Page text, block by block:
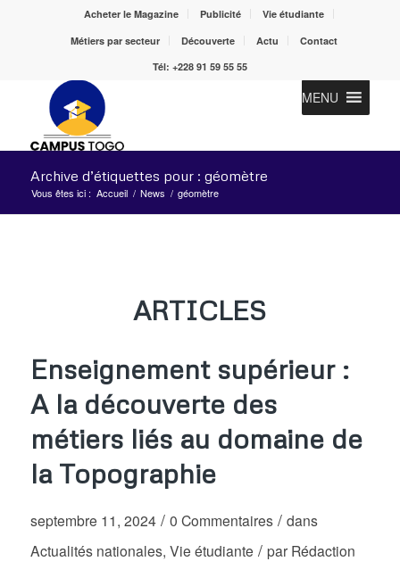
Acheter le Magazine Publicité
Vie étudiante
Métiers par secteur
Découverte Actu
Contact
Tél: +228 91 59 55 55
MENU
Archive d’étiquettes pour : géomètre
Vous êtes ici : Accueil / News / géomètre
ARTICLES
Enseignement supérieur :
A la découverte des
métiers liés au domaine de
la Topographie
septembre 11, 2024 / 0 Commentaires / dans
Actualités nationales, Vie étudiante / par Rédaction